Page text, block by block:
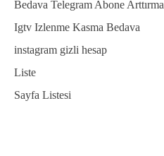
e
z
i
n
m
Bedava Telegram Abone Arttırma
Igtv Izlenme Kasma Bedava
instagram gizli hesap
Liste
Sayfa Listesi